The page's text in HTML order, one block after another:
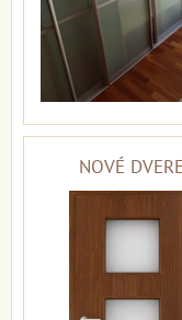
NOVÉ DVERE